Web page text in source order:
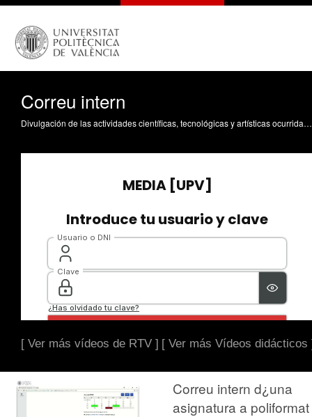
Correu intern
Divulgación de las actividades científicas, tecnológicas y artísticas ocurridas en los tres campus de la UPV
[ Ver más vídeos de RTV ] [ Ver más Vídeos didácticos
Correu intern d¿una
asignatura a poliformat